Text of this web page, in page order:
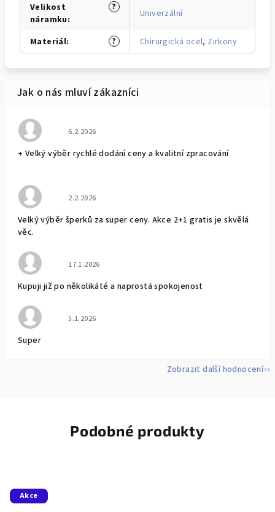
?
Velikost
náramku: Univerzální
?
Materiál: Chirurgická ocel, Zirkony
Hodnocení obchodu je 5 z 5 hvězdiček.
6.2.2026
+ Velký výběr rychlé dodání ceny a kvalitní zpracování
Hodnocení obchodu je 5 z 5 hvězdiček.
2.2.2026
Velký výběr šperků za super ceny. Akce 2+1 gratis je skvělá
věc.
Hodnocení obchodu je 5 z 5 hvězdiček.
17.1.2026
Kupuji již po několikáté a naprostá spokojenost
Hodnocení obchodu je 5 z 5 hvězdiček.
5.1.2026
Super
Zobrazit další hodnocení
Podobné produkty
Akce